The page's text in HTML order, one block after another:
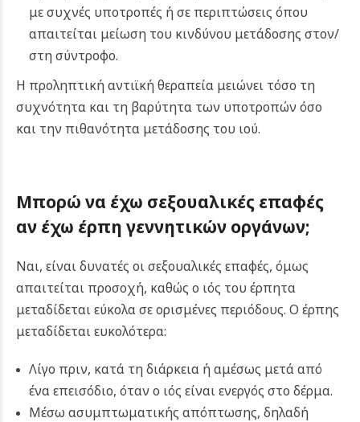
με συχνές υποτροπές ή σε περιπτώσεις όπου
απαιτείται μείωση του κινδύνου μετάδοσης στον/
στη σύντροφο.
Η προληπτική αντιϊκή θεραπεία μειώνει τόσο τη
συχνότητα και τη βαρύτητα των υποτροπών όσο
και την πιθανότητα μετάδοσης του ιού.
Μπορώ να έχω σεξουαλικές επαφές
αν έχω έρπη γεννητικών οργάνων;
Ναι, είναι δυνατές οι σεξουαλικές επαφές, όμως
απαιτείται προσοχή, καθώς ο ιός του έρπητα
μεταδίδεται εύκολα σε ορισμένες περιόδους. Ο έρπης
μεταδίδεται ευκολότερα:
Λίγο πριν, κατά τη διάρκεια ή αμέσως μετά από
ένα επεισόδιο, όταν ο ιός είναι ενεργός στο δέρμα.
Μέσω ασυμπτωματικής απόπτωσης, δηλαδή